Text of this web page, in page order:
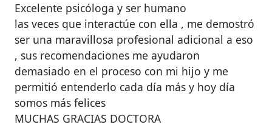
Excelente psicóloga y ser humano
las veces que interactúe con ella , me demostró
ser una maravillosa profesional adicional a eso
, sus recomendaciones me ayudaron
demasiado en el proceso con mi hijo y me
permitió entenderlo cada día más y hoy día
somos más felices
MUCHAS GRACIAS DOCTORA